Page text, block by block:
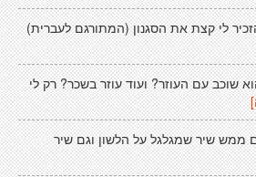
לי קצת את הסגנון (המתורגם לעברית)
שוכב עם העוזר? ועוד עוזר בשכר? רק לי
שיר שמגלגל על הלשון וגם שיר